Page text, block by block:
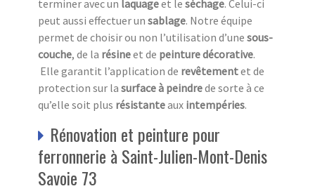
terminer avec un laquageet le séchage. Celui-ci
peut aussi effectuer un sablage. Notre équipe
permet de choisir ou non l’utilisation d’une sous-
couche, de la résineet de peinture décorative.
Elle garantit l’application de revêtementet de
protection sur la surface à peindrede sorte à ce
qu’elle soit plus résistanteaux intempéries.
Rénovation et peinture pour
ferronnerie à Saint-Julien-Mont-Denis
Savoie 73